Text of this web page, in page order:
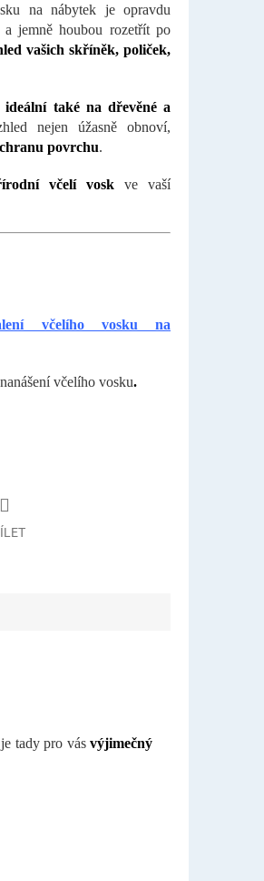
na nábytek je opravdu
a jemně houbou rozetřít po
vašich skříněk, poliček,
ideální také na dřevěné a
nejen úžasně obnoví,
povrchu.
včelí voskve vaší
včelího vosku na
včelího vosku.
tady pro vásvýjimečný